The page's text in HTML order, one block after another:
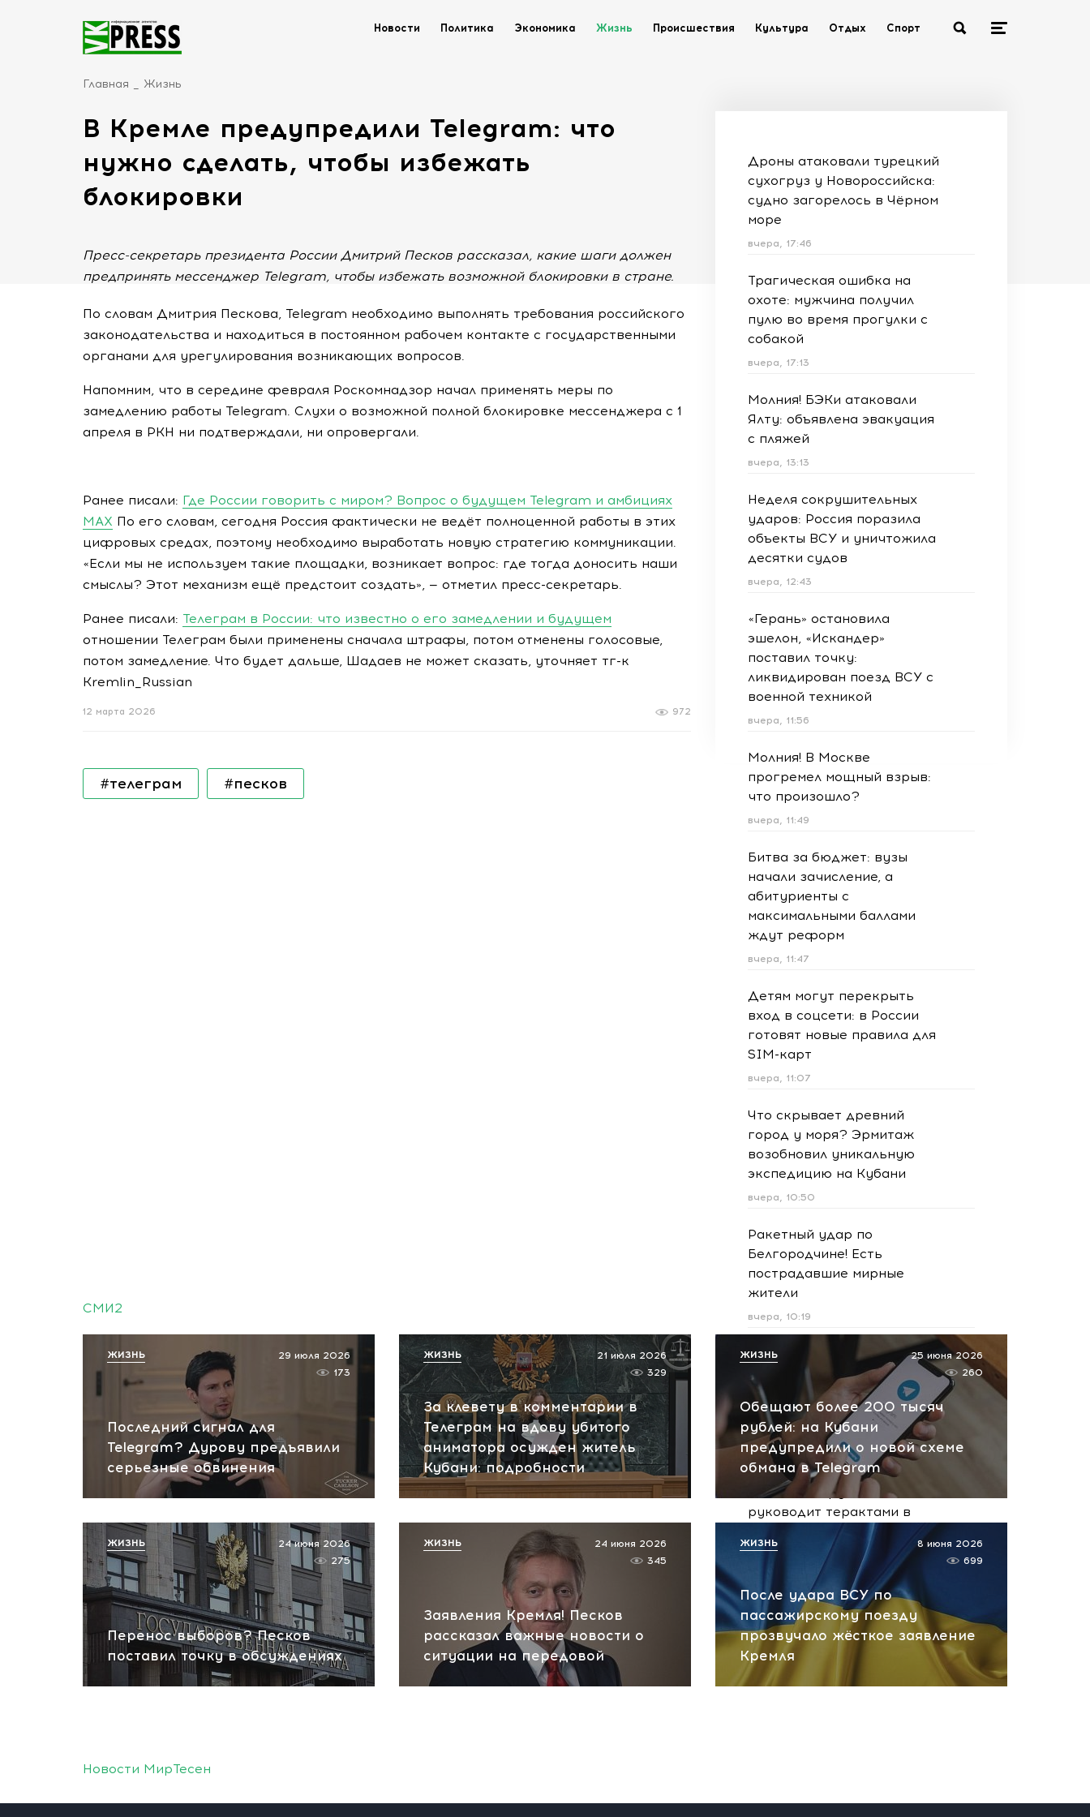
Новости Политика Экономика Жизнь Происшествия Культура Отдых Спорт
Главная Жизнь
В Кремле предупредили Telegram: что
нужно сделать, чтобы избежать
блокировки
Пресс-секретарь президента России Дмитрий Песков рассказал, какие шаги должен
предпринять мессенджер Telegram, чтобы избежать возможной блокировки в стране.
По словам Дмитрия Пескова, Telegram необходимо выполнять требования российского
законодательства и находиться в постоянном рабочем контакте с государственными
органами для урегулирования возникающих вопросов.
Напомним, что в середине февраля Роскомнадзор начал применять меры по
замедлению работы Telegram. Слухи о возможной полной блокировке мессенджера с 1
апреля в РКН ни подтверждали, ни опровергали.
Ранее писали: Где России говорить с миром? Вопрос о будущем Telegram и амбициях
MAX По его словам, сегодня Россия фактически не ведёт полноценной работы в этих
цифровых средах, поэтому необходимо выработать новую стратегию коммуникации.
«Если мы не используем такие площадки, возникает вопрос: где тогда доносить наши
смыслы? Этот механизм ещё предстоит создать», — отметил пресс-секретарь.
Ранее писали: Телеграм в России: что известно о его замедлении и будущем
отношении Телеграм были применены сначала штрафы, потом отменены голосовые,
потом замедление. Что будет дальше, Шадаев не может сказать, уточняет тг-к
Kremlin_Russian
972
12 марта 2026
#телеграм #песков
Дроны атаковали турецкий
сухогруз у Новороссийска:
судно загорелось в Чёрном
море
вчера, 17:46
Трагическая ошибка на
охоте: мужчина получил
пулю во время прогулки с
собакой
вчера, 17:13
Молния! БЭКи атаковали
Ялту: объявлена эвакуация
с пляжей
вчера, 13:13
Неделя сокрушительных
ударов: Россия поразила
объекты ВСУ и уничтожила
десятки судов
вчера, 12:43
«Герань» остановила
эшелон, «Искандер»
поставил точку:
ликвидирован поезд ВСУ с
военной техникой
вчера, 11:56
Молния! В Москве
прогремел мощный взрыв:
что произошло?
вчера, 11:49
Битва за бюджет: вузы
начали зачисление, а
абитуриенты с
максимальными баллами
ждут реформ
вчера, 11:47
Детям могут перекрыть
вход в соцсети: в России
готовят новые правила для
SIM-карт
вчера, 11:07
Что скрывает древний
город у моря? Эрмитаж
возобновил уникальную
экспедицию на Кубани
вчера, 10:50
Ракетный удар по
Белгородчине! Есть
пострадавшие мирные
жители
вчера, 10:19
Срочно! В Геленджике и
Новороссийске громко -
работает ПВО:
рекомендуется уйти с
пляжей
вчера, 10:13
НАТО планирует и
руководит терактами в
России! Сенсационное
заявление хакеров
СМИ2
Последний сигнал для
Telegram? Дурову предъявили
серьезные обвинения
29 июля 2026
173
ЖИЗНЬ
За клевету в комментарии в
Телеграм на вдову убитого
аниматора осужден житель
Кубани: подробности
21 июля 2026
329
ЖИЗНЬ
Обещают более 200 тысяч
рублей: на Кубани
предупредили о новой схеме
обмана в Telegram
25 июня 2026
260
ЖИЗНЬ
Перенос выборов? Песков
поставил точку в обсуждениях
24 июня 2026
275
ЖИЗНЬ
Заявления Кремля! Песков
рассказал важные новости о
ситуации на передовой
24 июня 2026
345
ЖИЗНЬ
После удара ВСУ по
пассажирскому поезду
прозвучало жёсткое заявление
Кремля
8 июня 2026
699
ЖИЗНЬ
Новости МирТесен